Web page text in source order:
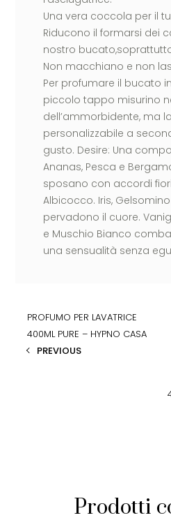
Una vera coccola per il
Riducono il formarsi dei
nostro
Non macchiano e non
Per profumare il bucato
piccolo tappo misurino
dell’ammorbidente, ma
personalizzabile a
gusto. Desire: Una
Ananas, Pesca e
sposano con accordi
Albicocco. Iris,
pervadono il cuore.
e Muschio Bianco
una sensualità senza
PROFUMO PER LAVATRICE
400ML PURE – HYPNO CASA
PREVIOUS
Prodotti